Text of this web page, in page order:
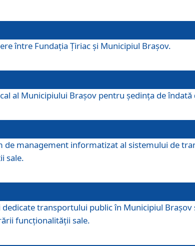
între Fundația Țiriac și Municipiul Brașov.
al Municipiului Braşov pentru ședința de
management informatizat al sistemului de
sale.
transportului public în Municipiul Brașov
funcționalității sale.